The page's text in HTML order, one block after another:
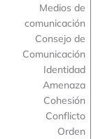
Medios de
comunicación
Consejo de
Comunicación
Identidad
Amenaza
Cohesión
Conflicto
Orden